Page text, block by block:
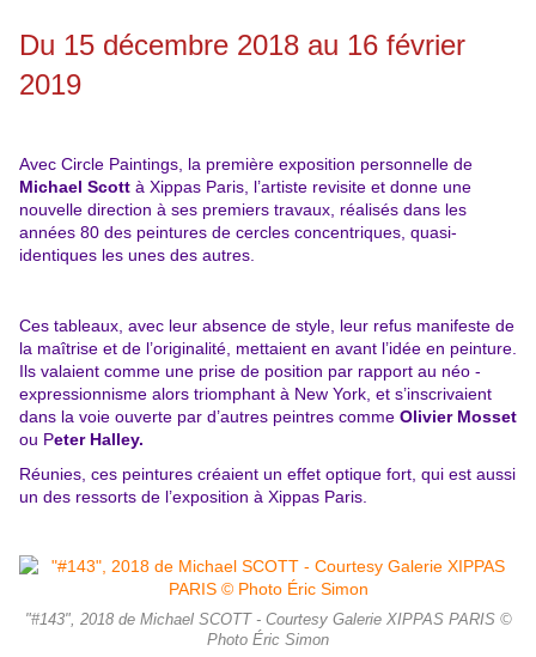
Du 15 décembre 2018 au 16 février
2019
Avec Circle Paintings, la première exposition personnelle de
Michael Scott à Xippas Paris, l’artiste revisite et donne une
nouvelle direction à ses premiers travaux, réalisés dans les
années 80 des peintures de cercles concentriques, quasi-
identiques les unes des autres.
Ces tableaux, avec leur absence de style, leur refus manifeste de
la maîtrise et de l’originalité, mettaient en avant l’idée en peinture.
Ils valaient comme une prise de position par rapport au néo -
expressionnisme alors triomphant à New York, et s’inscrivaient
dans la voie ouverte par d’autres peintres comme Olivier Mosset
ou Peter Halley.
Réunies, ces peintures créaient un effet optique fort, qui est aussi
un des ressorts de l’exposition à Xippas Paris.
"#143", 2018 de Michael SCOTT - Courtesy Galerie XIPPAS PARIS ©
Photo Éric Simon